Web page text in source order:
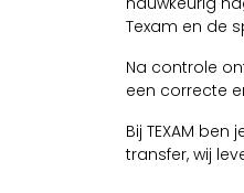
Texam en de
Na controle
een correcte
Bij TEXAM
transfer, wij